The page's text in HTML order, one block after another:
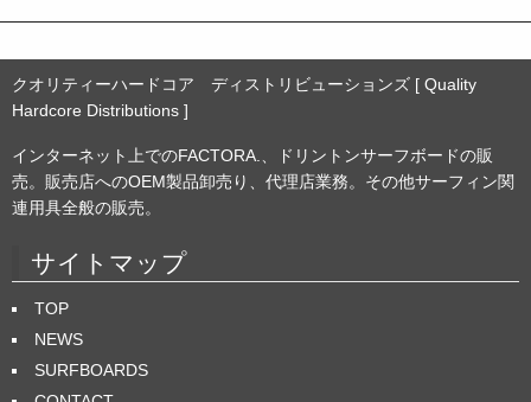
クオリティーハードコア ディストリビューションズ [ Quality
Hardcore Distributions ]
インターネット上でのFACTORA.、ドリントンサーフボードの販
売。販売店へのOEM製品卸売り、代理店業務。その他サーフィン関
連用具全般の販売。
サイトマップ
TOP
NEWS
SURFBOARDS